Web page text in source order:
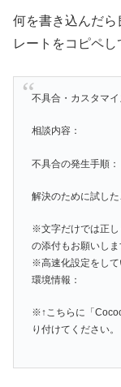
何を書き込んだ
レートをコピペし
不具合・カスタマ
相談内容：
不具合の発生手順：
解決のために試した
※文字だけでは正し
の添付もお願いしま
※高速化設定をして
環境情報：
※↑こちらに「
り付けてください。